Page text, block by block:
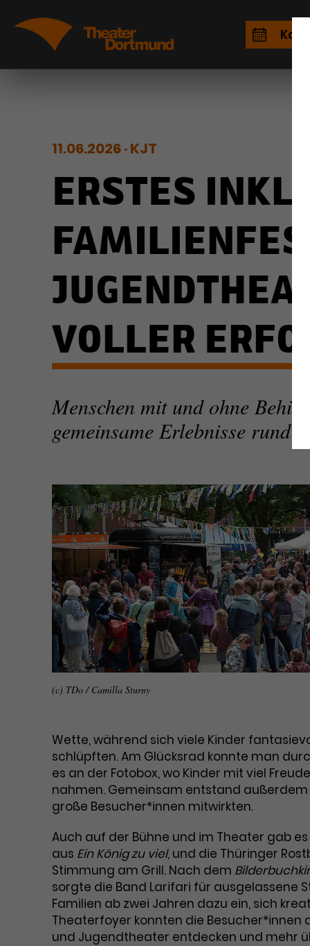
11.06.2026 KJT
ERSTES
VOLLER
Menschen mit und ohne
gemeinsame Erlebnisse rund
(c) TDo / Camilla Sturny
Wette, während sich viele Kinder
schlüpften. Am Glücksrad konnte man
es an der Fotobox, wo Kinder mit viel
nahmen. Gemeinsam entstand
große Besucher*innen mitwirkten.
Auch auf der Bühne und im Theater gab
aus Ein König zu viel, und die Thüringer
Stimmung am Grill. Nach dem
sorgte die Band Larifari für ausgelassene
Familien ab zwei Jahren dazu ein, sich
Theaterfoyer konnten die Besucher*innen
und Jugendtheater entdecken und mehr